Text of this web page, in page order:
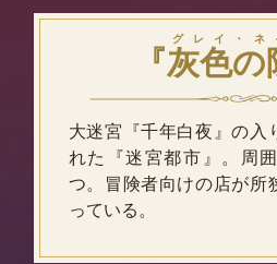
『灰色の
グレイ・ネ
大迷宮『千年白夜』の入
れた『迷宮都市』。周
つ。冒険者向けの店が所
っている。